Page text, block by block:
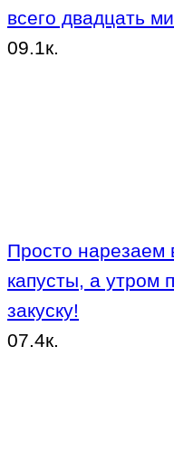
всего двадцать
09.1к.
Просто нарезаем
капусты, а утром
закуску!
07.4к.